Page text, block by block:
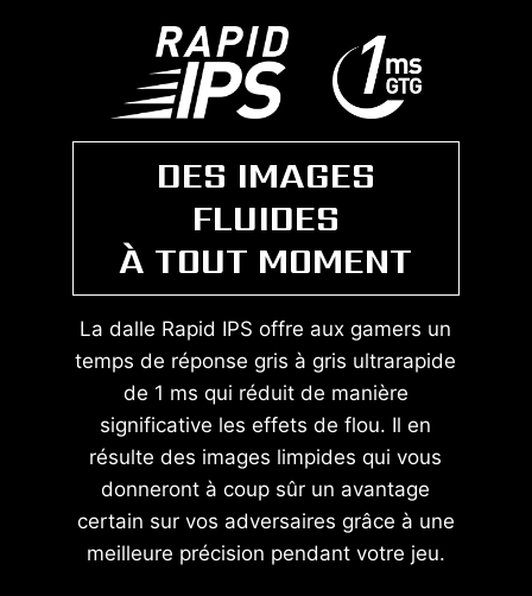
DES IMAGES
FLUIDES
À TOUT MOMENT
La dalle Rapid IPS offre aux gamers un
temps de réponse gris à gris ultrarapide
de 1 ms qui réduit de manière
significative les effets de flou. Il en
résulte des images limpides qui vous
donneront à coup sûr un avantage
certain sur vos adversaires grâce à une
meilleure précision pendant votre jeu.